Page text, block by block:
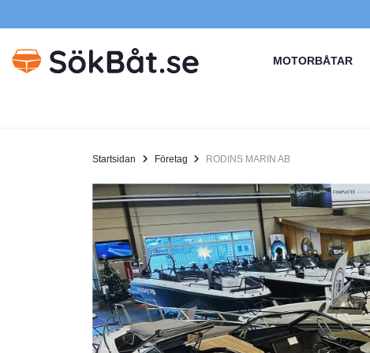
MOTORBÅTAR
Startsidan Företag RODINS MARIN AB